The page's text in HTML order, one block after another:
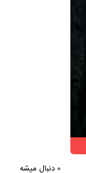
0 دنبال میشه